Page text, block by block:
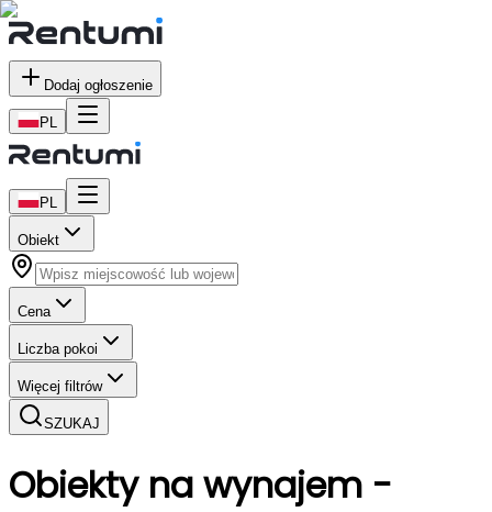
Dodaj ogłoszenie
PL
PL
Obiekt
Cena
Liczba pokoi
Więcej filtrów
SZUKAJ
Obiektyna wynajem -